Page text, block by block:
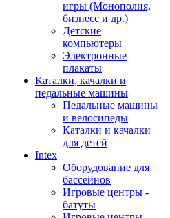
игры (Монополия,
бизнесс и др.)
Детские
компьютеры
Электронные
плакаты
Каталки, качалки и
педальные машины
Педальные машины
и велосипеды
Каталки и качалки
для детей
Intex
Оборудование для
бассейнов
Игровые центры -
батуты